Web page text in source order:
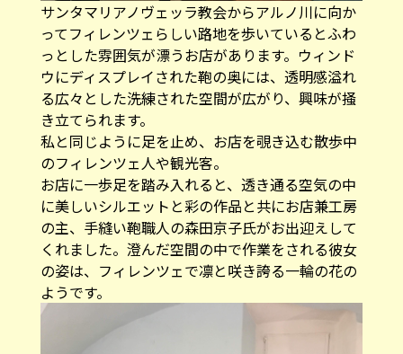
サンタマリアノヴェッラ教会からアルノ川に向か
ってフィレンツェらしい路地を歩いているとふわ
っとした雰囲気が漂うお店があります。ウィンド
ウにディスプレイされた鞄の奥には、透明感溢れ
る広々とした洗練された空間が広がり、興味が掻
き立てられます。
私と同じように足を止め、お店を覗き込む散歩中
のフィレンツェ人や観光客。
お店に一歩足を踏み入れると、透き通る空気の中
に美しいシルエットと彩の作品と共にお店兼工房
の主、手縫い鞄職人の森田京子氏がお出迎えして
くれました。澄んだ空間の中で作業をされる彼女
の姿は、フィレンツェで凛と咲き誇る一輪の花の
ようです。